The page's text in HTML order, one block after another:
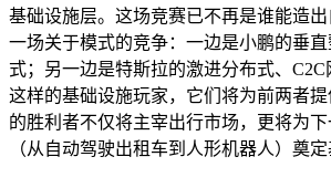
基础设施层。这场竞赛已不再是谁能造
一场关于模式的竞争：一边是小鹏的垂
式；另一边是特斯拉的激进分布式、
这样的基础设施玩家，它们将为前两者
的胜利者不仅将主宰出行市场，更将为
（从自动驾驶出租车到人形机器人）奠定